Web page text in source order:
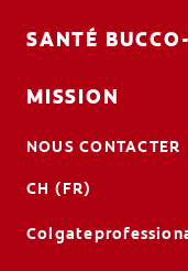
SANTÉ
MISSION
NOUS CONTACTER
CH (FR)